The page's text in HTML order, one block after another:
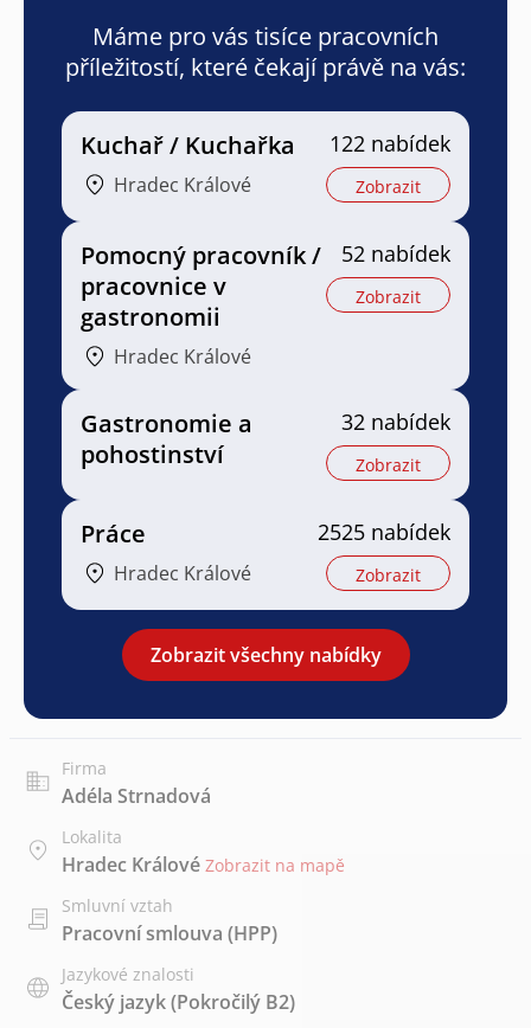
Máme pro vás tisíce pracovních
příležitostí, které čekají právě na vás:
Kuchař / Kuchařka
Hradec Králové
122 nabídek
Zobrazit
Pomocný pracovník /
pracovnice v
gastronomii
Hradec Králové
52 nabídek
Zobrazit
Gastronomie a
pohostinství
32 nabídek
Zobrazit
Práce
Hradec Králové
2525 nabídek
Zobrazit
Zobrazit všechny nabídky
Firma
Adéla Strnadová
Lokalita
Hradec Králové Zobrazit na mapě
Smluvní vztah
Pracovní smlouva (HPP)
Jazykové znalosti
Český jazyk(Pokročilý B2)